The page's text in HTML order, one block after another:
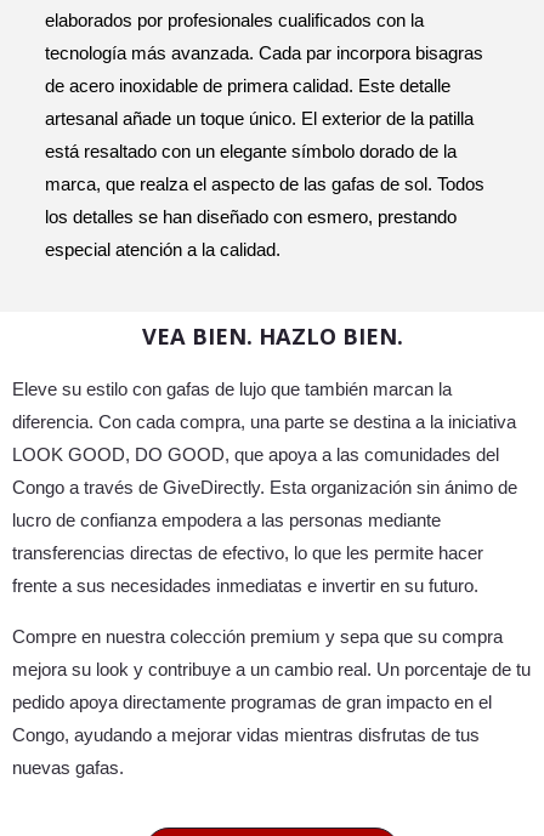
elaborados por profesionales cualificados con la
tecnología más avanzada. Cada par incorpora bisagras
de acero inoxidable de primera calidad. Este detalle
artesanal añade un toque único. El exterior de la patilla
está resaltado con un elegante símbolo dorado de la
marca, que realza el aspecto de las gafas de sol. Todos
los detalles se han diseñado con esmero, prestando
especial atención a la calidad.
VEA BIEN. HAZLO BIEN.
Eleve su estilo con gafas de lujo que también marcan la
diferencia. Con cada compra, una parte se destina a la iniciativa
LOOK GOOD, DO GOOD, que apoya a las comunidades del
Congo a través de GiveDirectly. Esta organización sin ánimo de
lucro de confianza empodera a las personas mediante
transferencias directas de efectivo, lo que les permite hacer
frente a sus necesidades inmediatas e invertir en su futuro.
Compre en nuestra colección premium y sepa que su compra
mejora su look y contribuye a un cambio real. Un porcentaje de tu
pedido apoya directamente programas de gran impacto en el
Congo, ayudando a mejorar vidas mientras disfrutas de tus
nuevas gafas.